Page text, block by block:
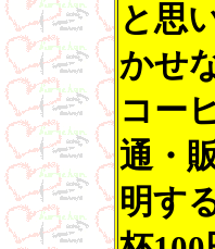
と思
かせ
コー
通・
明す